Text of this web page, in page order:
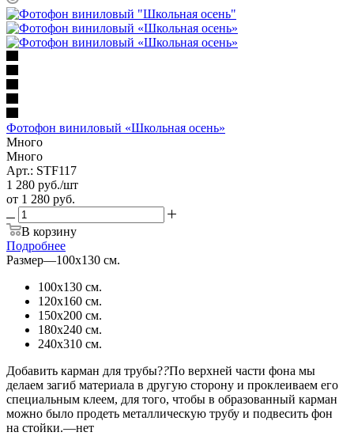
Фотофон виниловый «Школьная осень»
Много
Много
Арт.: STF117
1 280 руб./шт
от 1 280 руб.
В корзину
Подробнее
Размер—100х130 см.
100х130 см.
120х160 см.
150х200 см.
180х240 см.
240х310 см.
Добавить карман для трубы??По верхней части фона мы
делаем загиб материала в другую сторону и проклеиваем его
специальным клеем, для того, чтобы в образованный карман
можно было продеть металлическую трубу и подвесить фон
на стойки.—нет